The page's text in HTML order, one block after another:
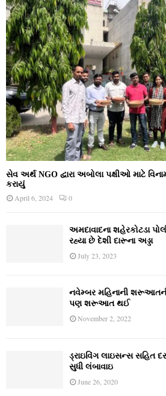
સેવ અર્થ NGO દ્વારા અબોલા પક્ષીઓ માટે
કરાયું
April 6, 2024 0
અમદાવાદના શહેરકોટડા
રહ્યા છે દેશી દારૂના અડ્ડા
July 23, 2023
નવેમ્‍બર મહિનાની
પણ શરૂઆત થઈ
November 2, 2022
ડ્રાઇવિંગ લાઇસન્સ સહિત
સુધી લંબાવાઇ
June 26, 2020